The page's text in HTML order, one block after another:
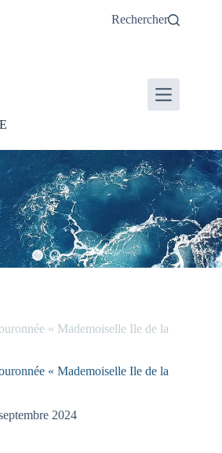
Rechercher
« Mademoiselle Ile de la
« Mademoiselle Ile de la
2024